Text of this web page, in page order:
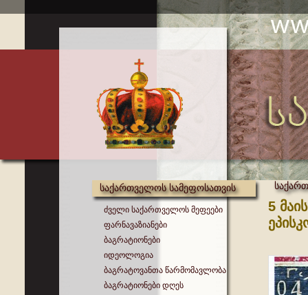
საქართველოს სამეფოსათვის
ძველი საქართველოს მეფეები
ფარნავაზიანები
ბაგრატიონები
იდეოლოგია
ბაგრატოვანთა წარმომავლობა
ბაგრატიონები დღეს
5